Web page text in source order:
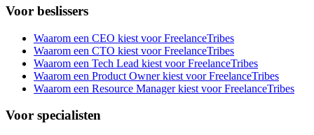
Voor beslissers
Waarom een CEO kiest voor FreelanceTribes
Waarom een CTO kiest voor FreelanceTribes
Waarom een Tech Lead kiest voor FreelanceTribes
Waarom een Product Owner kiest voor FreelanceTribes
Waarom een Resource Manager kiest voor FreelanceTribes
Voor specialisten